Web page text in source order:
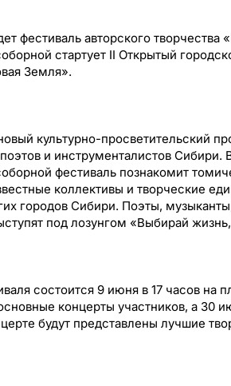
фестиваль авторского творчества
стартует II Открытый
Земля».
культурно-просветительский
и инструменталистов Сибири.
фестиваль познакомит
коллективы и творческие
городов Сибири. Поэты,
под лозунгом «Выбирай
состоится 9 июня в 17 часов
концерты участников, а 30
будут представлены лучшие